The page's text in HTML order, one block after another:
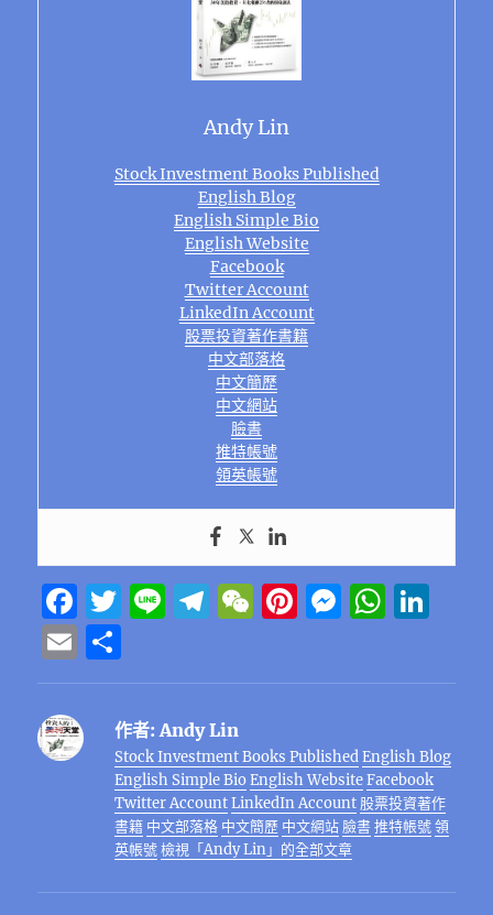
Andy Lin
Stock Investment Books Published
English Blog
English Simple Bio
English Website
Facebook
Twitter Account
LinkedIn Account
股票投資著作書籍
中文部落格
中文簡歷
中文網站
臉書
推特帳號
領英帳號
F
a
c
b
T
it
r
Li
e
T
e
r
a
m
W
C
at
Pi
te
st
M
ss
n
g
er
W
at
A
p
p
k
d
I
n
E
m
ai
l
享
作者:Andy Lin
Stock Investment Books Published English Blog
English Simple Bio English Website Facebook
Twitter Account LinkedIn Account 股票投資著作
書籍 中文部落格 中文簡歷 中文網站 臉書 推特帳號 領
英帳號 檢視「Andy Lin」的全部文章